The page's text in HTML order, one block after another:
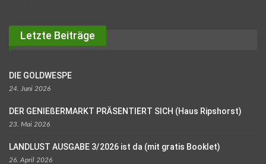
Letzte Beiträge
DIE GOLDWESPE
24. Juni 2026
DER GENIEßERMARKT PRÄSENTIERT SICH (Haus Ripshorst)
23. Mai 2026
LANDLUST AUSGABE 3/2026 ist da (mit gratis Booklet)
26. April 2026